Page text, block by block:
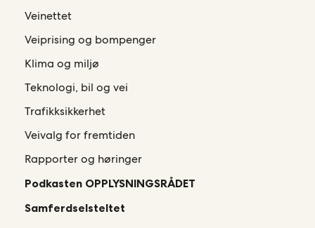
Veinettet
Veiprising og bompenger
Klima og miljø
Teknologi, bil og vei
Trafikksikkerhet
Veivalg for fremtiden
Rapporter og høringer
Podkasten OPPLYSNINGSRÅDET
Samferdselsteltet